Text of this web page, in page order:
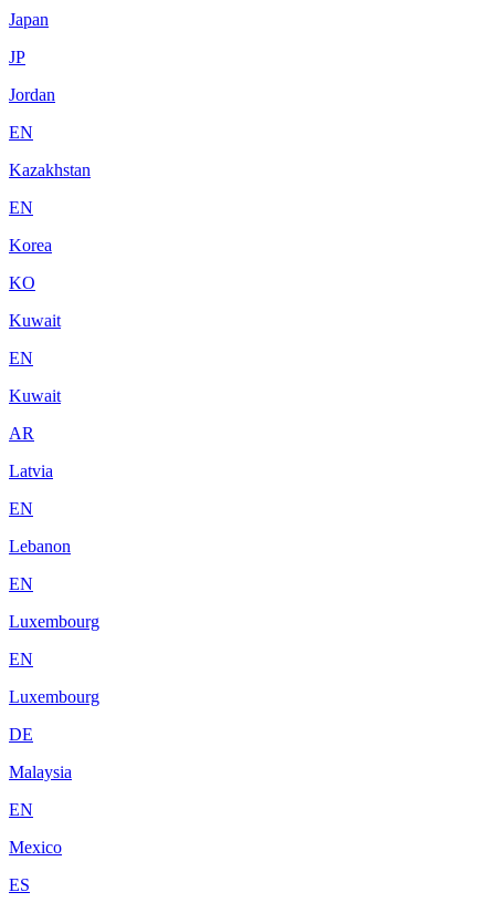
Japan
JP
Jordan
EN
Kazakhstan
EN
Korea
KO
Kuwait
EN
Kuwait
AR
Latvia
EN
Lebanon
EN
Luxembourg
EN
Luxembourg
DE
Malaysia
EN
Mexico
ES